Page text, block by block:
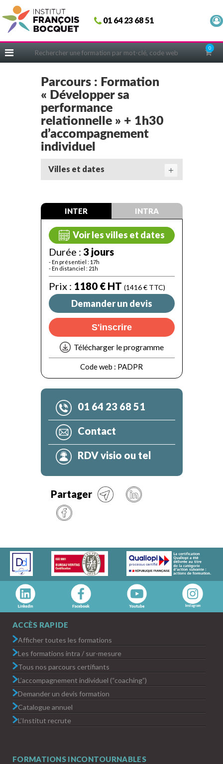
01 64 23 68 51
0
Fermer
ACCUEIL
CERIFICATIONS
INTRAS | SUR-MESURE
COACHING
EN PRATIQUE
NOUS CONNAÎTRE
CONSEILS MICRO-COACHING
WEBINAIRES
Parcours : Formation
« Développer sa
performance
relationnelle » + 1h30
d’accompagnement
individuel
Villes et dates
INTER
Voir les villes et dates
Durée : 3 jours
- En présentiel : 17h
- En distanciel : 21h
Prix : 1180 € HT (1416 € TTC)
Demander un devis
S'inscrire
Télécharger le programme
Code web : PADPR
INTRA
01 64 23 68 51
Contact
RDV visio ou tel
Partager
ACCÈS RAPIDE
Afficher toutes les formations
Les formations intra / sur-mesure
Tous nos parcours certifiants
L’accompagnement individuel (“coaching”)
Demander un devis formation
Catalogue annuel
L’Institut recrute
FORMATIONS INCONTOURNABLES